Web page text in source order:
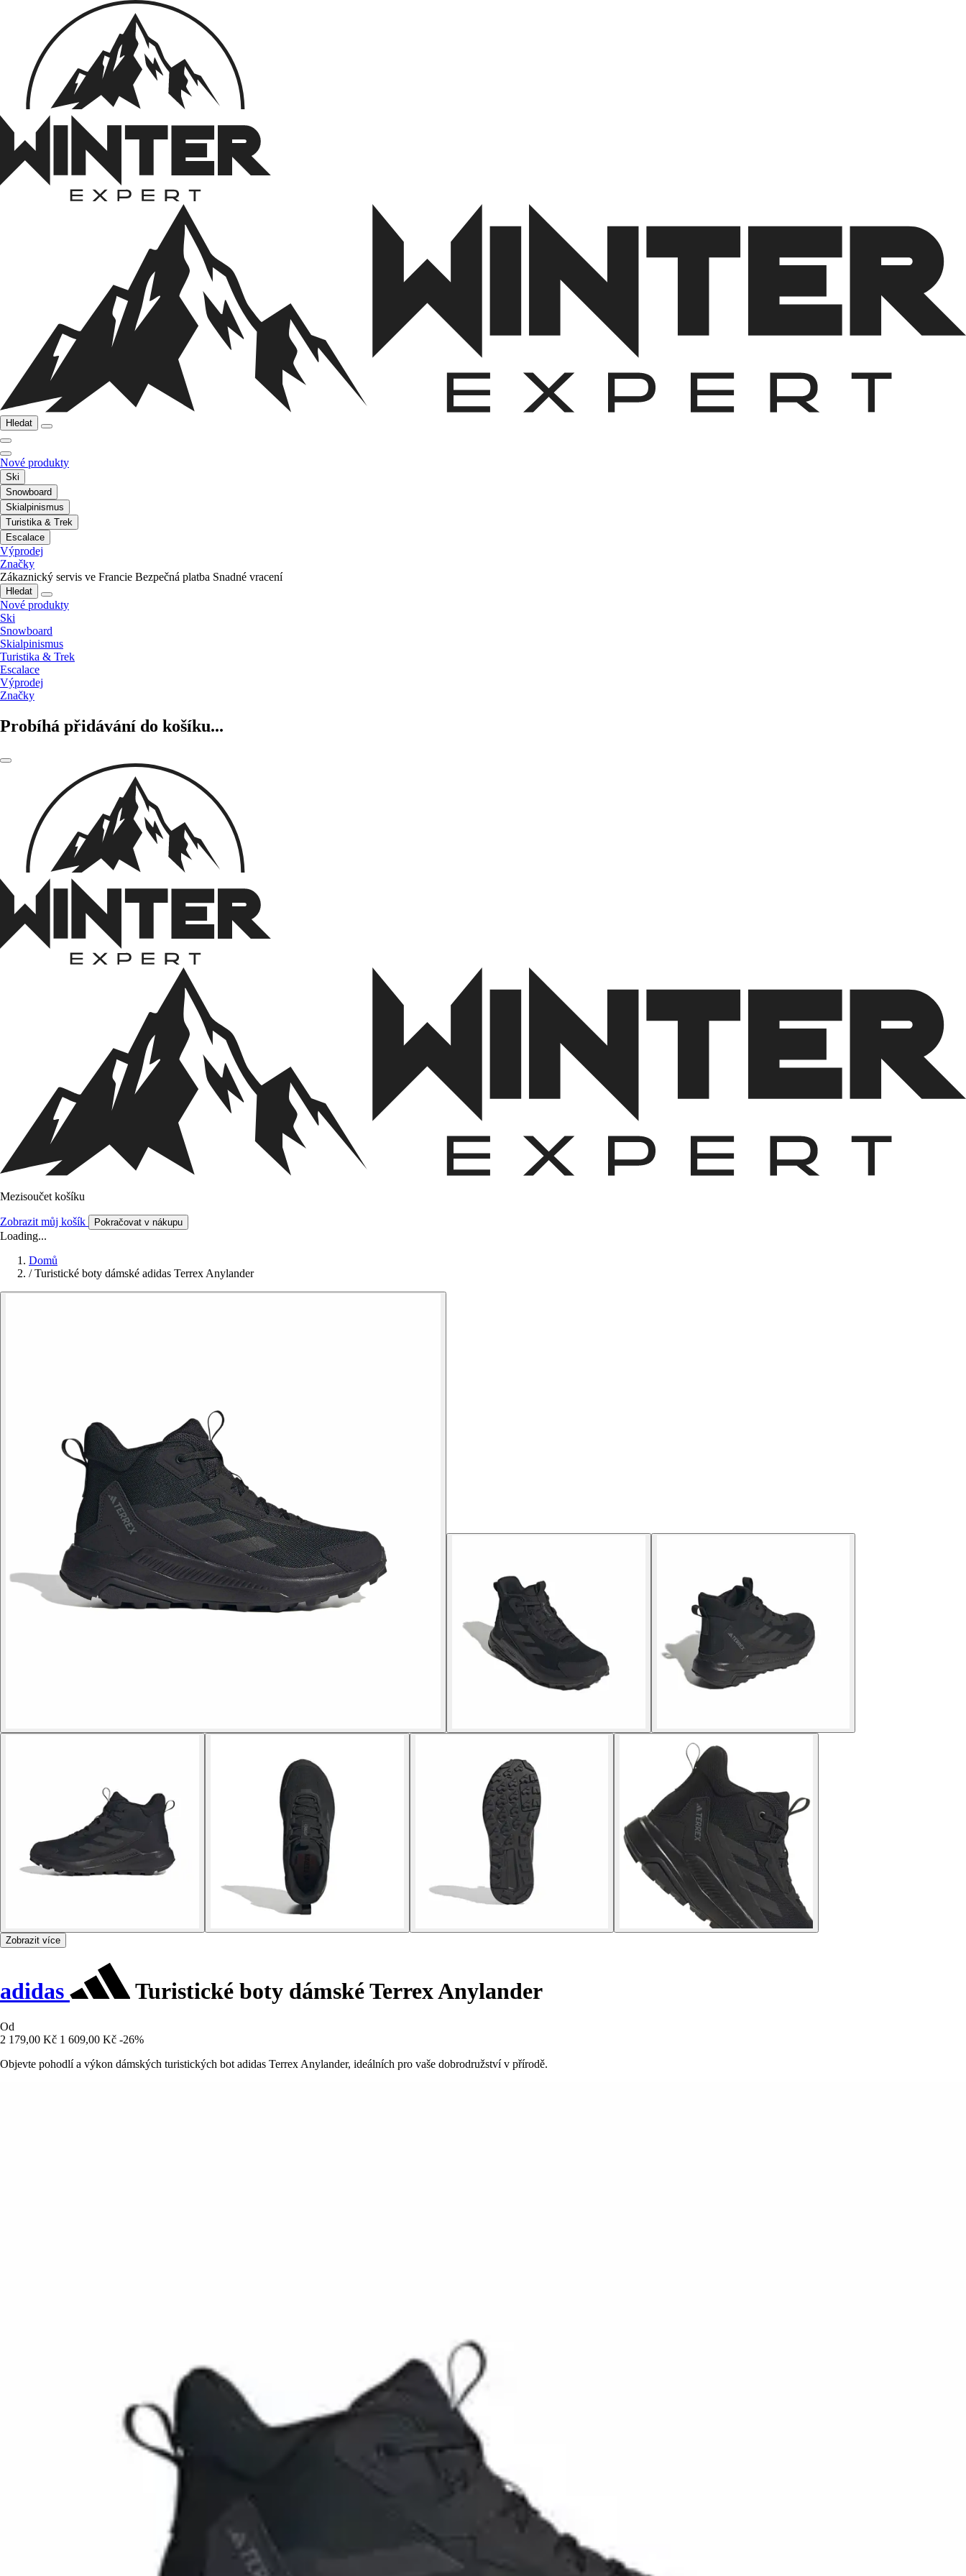
Hledat
Nové produkty
Ski
Snowboard
Skialpinismus
Turistika & Trek
Escalace
Výprodej
Značky
Zákaznický servis ve Francie Bezpečná platba Snadné vracení
Hledat
Nové produkty
Ski
Snowboard
Skialpinismus
Turistika & Trek
Escalace
Výprodej
Značky
Probíhá přidávání do košíku...
Mezisoučet košíku
Zobrazit můj košík Pokračovat v nákupu
Loading...
Domů
/ Turistické boty dámské adidas Terrex Anylander
Zobrazit více
adidas Turistické boty dámské Terrex Anylander
Od
2 179,00 Kč 1 609,00 Kč -26%
Objevte pohodlí a výkon dámských turistických bot adidas Terrex Anylander, ideálních pro vaše dobrodružství v přírodě.